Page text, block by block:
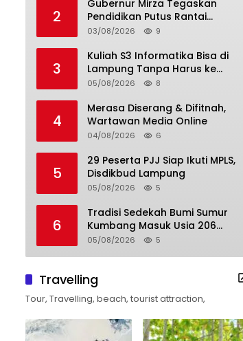
2
Gubernur Mirza Tegaskan
Pendidikan Putus Rantai
Kemiskinan
03/08/2026 9
3
Kuliah S3 Informatika Bisa di
Lampung Tanpa Harus ke
Luar Daerah
05/08/2026 8
4
Merasa Diserang & Difitnah,
Wartawan Media Online
04/08/2026 6
5
29 Peserta PJJ Siap Ikuti MPLS,
Disdikbud Lampung
05/08/2026 5
6
Tradisi Sedekah Bumi Sumur
Kumbang Masuk Usia 206
Tahun
05/08/2026 5
Travelling
Tour, Travelling, beach, tourist attraction,